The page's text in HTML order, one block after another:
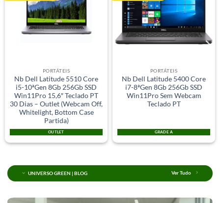
PORTÁTEIS
Nb Dell Latitude 5510 Core
i5-10ªGen 8Gb 256Gb SSD
Win11Pro 15,6″ Teclado PT
30 Dias – Outlet (Webcam Off,
Whitelight, Bottom Case
Partida)
OUTLET
PORTÁTEIS
Nb Dell Latitude 5400 Core
i7-8ªGen 8Gb 256Gb SSD
Win11Pro Sem Webcam
Teclado PT
GRADE A
UNIVERSO GREEN | BLOG Ver Tudo